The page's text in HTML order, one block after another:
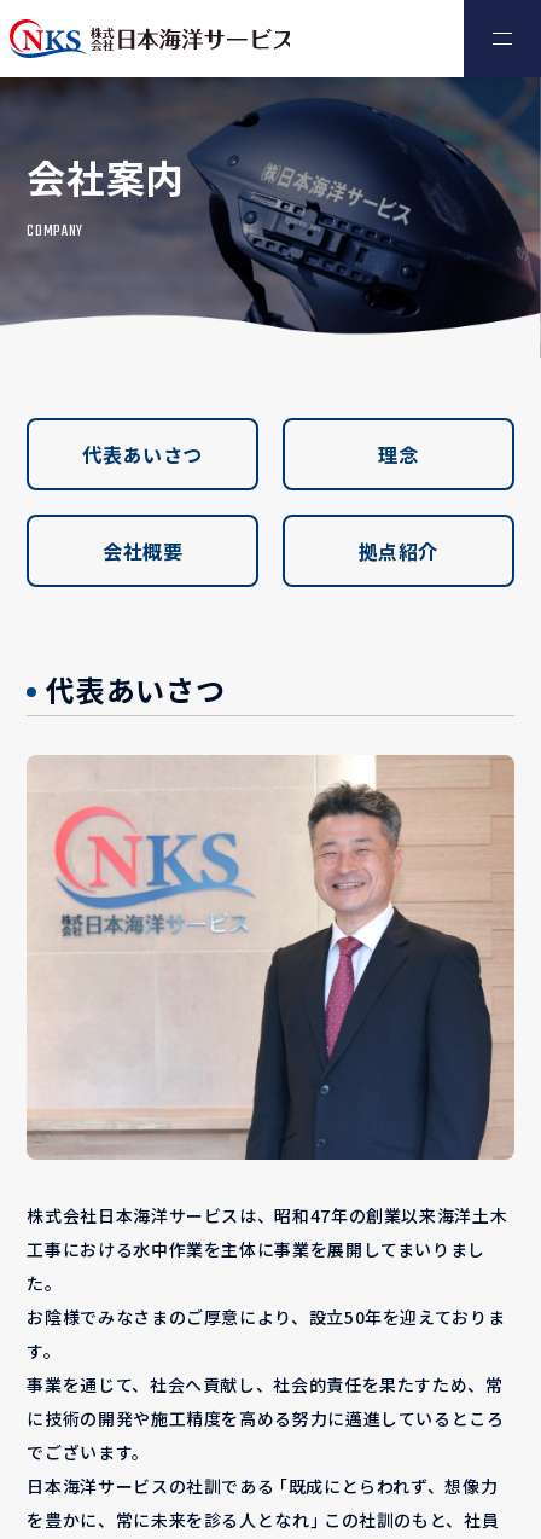
会社案内
COMPANY
代表あいさつ 理念
会社概要 拠点紹介
代表あいさつ
株式会社日本海洋サービスは、昭和47年の創業以来海洋土木
工事における水中作業を主体に事業を展開してまいりまし
た。
お陰様でみなさまのご厚意により、設立50年を迎えておりま
す。
事業を通じて、社会へ貢献し、社会的責任を果たすため、常
に技術の開発や施工精度を高める努力に邁進しているところ
でございます。
日本海洋サービスの社訓である ｢既成にとらわれず、想像力
を豊かに、常に未来を診る人となれ｣ この社訓のもと、社員